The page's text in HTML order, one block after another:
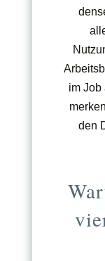
im Job
den